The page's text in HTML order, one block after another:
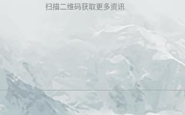
扫描二维码获取更多资讯